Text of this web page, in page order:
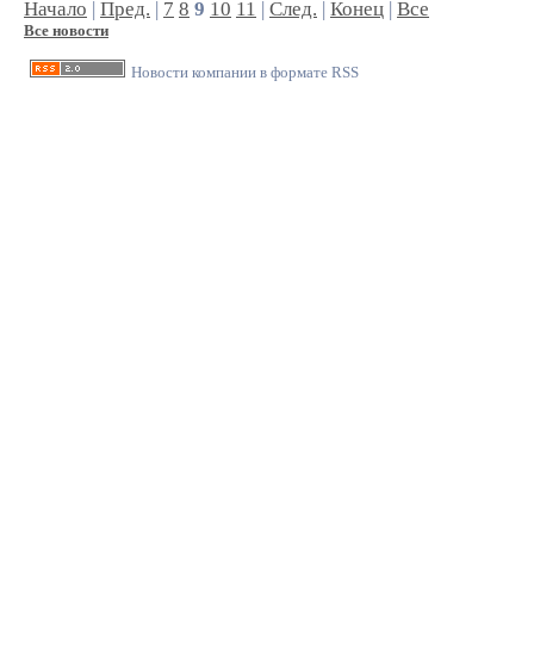
Начало | Пред. | 7 8 9 10 11 | След. | Конец | Все
Все новости
Новости компании в формате RSS